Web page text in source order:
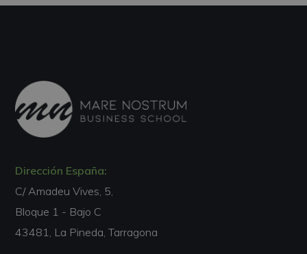
Dirección España:
C/ Amadeu Vives, 5,
Bloque 1 - Bajo C
43481, La Pineda, Tarragona